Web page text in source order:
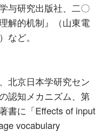
与研究出版社、二〇
解的机制』（山東電
など。
北京日本学研究セン
認知メカニズム、第
書に「Effects of input
vocabulary